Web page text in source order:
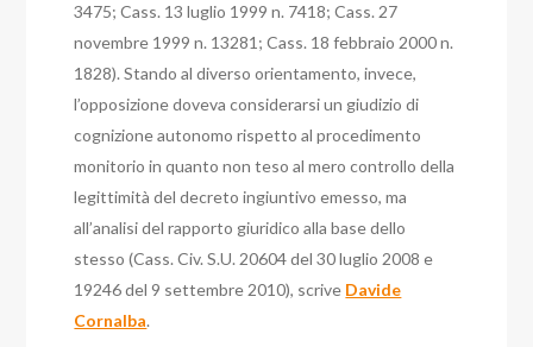
3475; Cass. 13 luglio 1999 n. 7418; Cass. 27
novembre 1999 n. 13281; Cass. 18 febbraio 2000 n.
1828).Stando al diverso orientamento, invece,
l’opposizione doveva considerarsi un giudizio di
cognizione autonomo rispetto al procedimento
monitorio in quanto non teso al mero controllo della
legittimità del decreto ingiuntivo emesso, ma
all’analisi del rapporto giuridico alla base dello
stesso (Cass. Civ. S.U. 20604 del 30 luglio 2008 e
19246 del 9 settembre 2010), scrive Davide
Cornalba.